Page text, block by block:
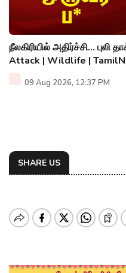
நீலகிரியில் அதிர்ச்சி... புலி
Attack | Wildlife |
09 Aug 2026, 12:37 PM
SHARE US